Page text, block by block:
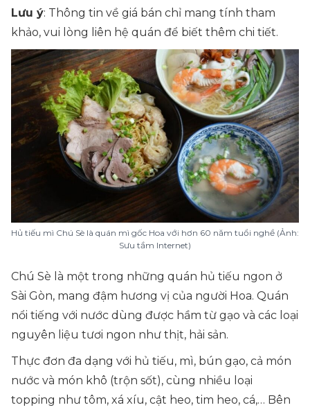
Lưu ý: Thông tin về giá bán chỉ mang tính tham
khảo, vui lòng liên hệ quán để biết thêm chi tiết.
Hủ tiếu mì Chú Sè là quán mì gốc Hoa với hơn 60 năm tuổi nghề (Ảnh:
Sưu tầm Internet)
Chú Sè là một trong những quán hủ tiếu ngon ở
Sài Gòn, mang đậm hương vị của người Hoa. Quán
nổi tiếng với nước dùng được hầm từ gạo và các loại
nguyên liệu tươi ngon như thịt, hải sản.
Thực đơn đa dạng với hủ tiếu, mì, bún gạo, cả món
nước và món khô (trộn sốt), cùng nhiều loại
topping như tôm, xá xíu, cật heo, tim heo, cá,… Bên